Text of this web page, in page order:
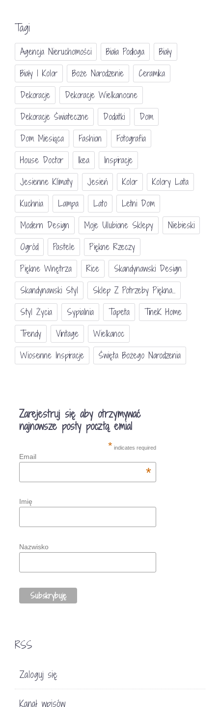
Tagi
Agencja Nieruchomości Biała Podłoga
Biały
Biały I Kolor
Boże Narodzenie
Ceramika
Dekoracje
Dekoracje Wielkanocne
Dekoracje Świateczne
Dodatki
Dom
Dom Miesiąca
Fashion
Fotografia
House Doctor
Ikea
Inspiracje
Jesienne Klimaty
Jesień Kolor
Kolory Lata
Kuchnia
Lampa Lato
Letni Dom
Modern Design
Moje Ulubione Sklepy
Niebieski
Ogród
Pastele
Piękne Rzeczy
Piękne Wnętrza
Rice
Skandynawski Design
Skandynawski Styl
Sklep Z Potrzeby Piękna...
Styl Życia
Sypialnia Tapeta
TineK Home
Trendy
Vintage
Wielkanoc
Wiosenne Inspiracje
Święta Bożego Narodzenia
Zarejestruj się aby otrzymywać
najnowsze posty pocztą emial
* indicates required
Email
*
Imię
Nazwisko
RSS
Zaloguj się
Kanał wpisów